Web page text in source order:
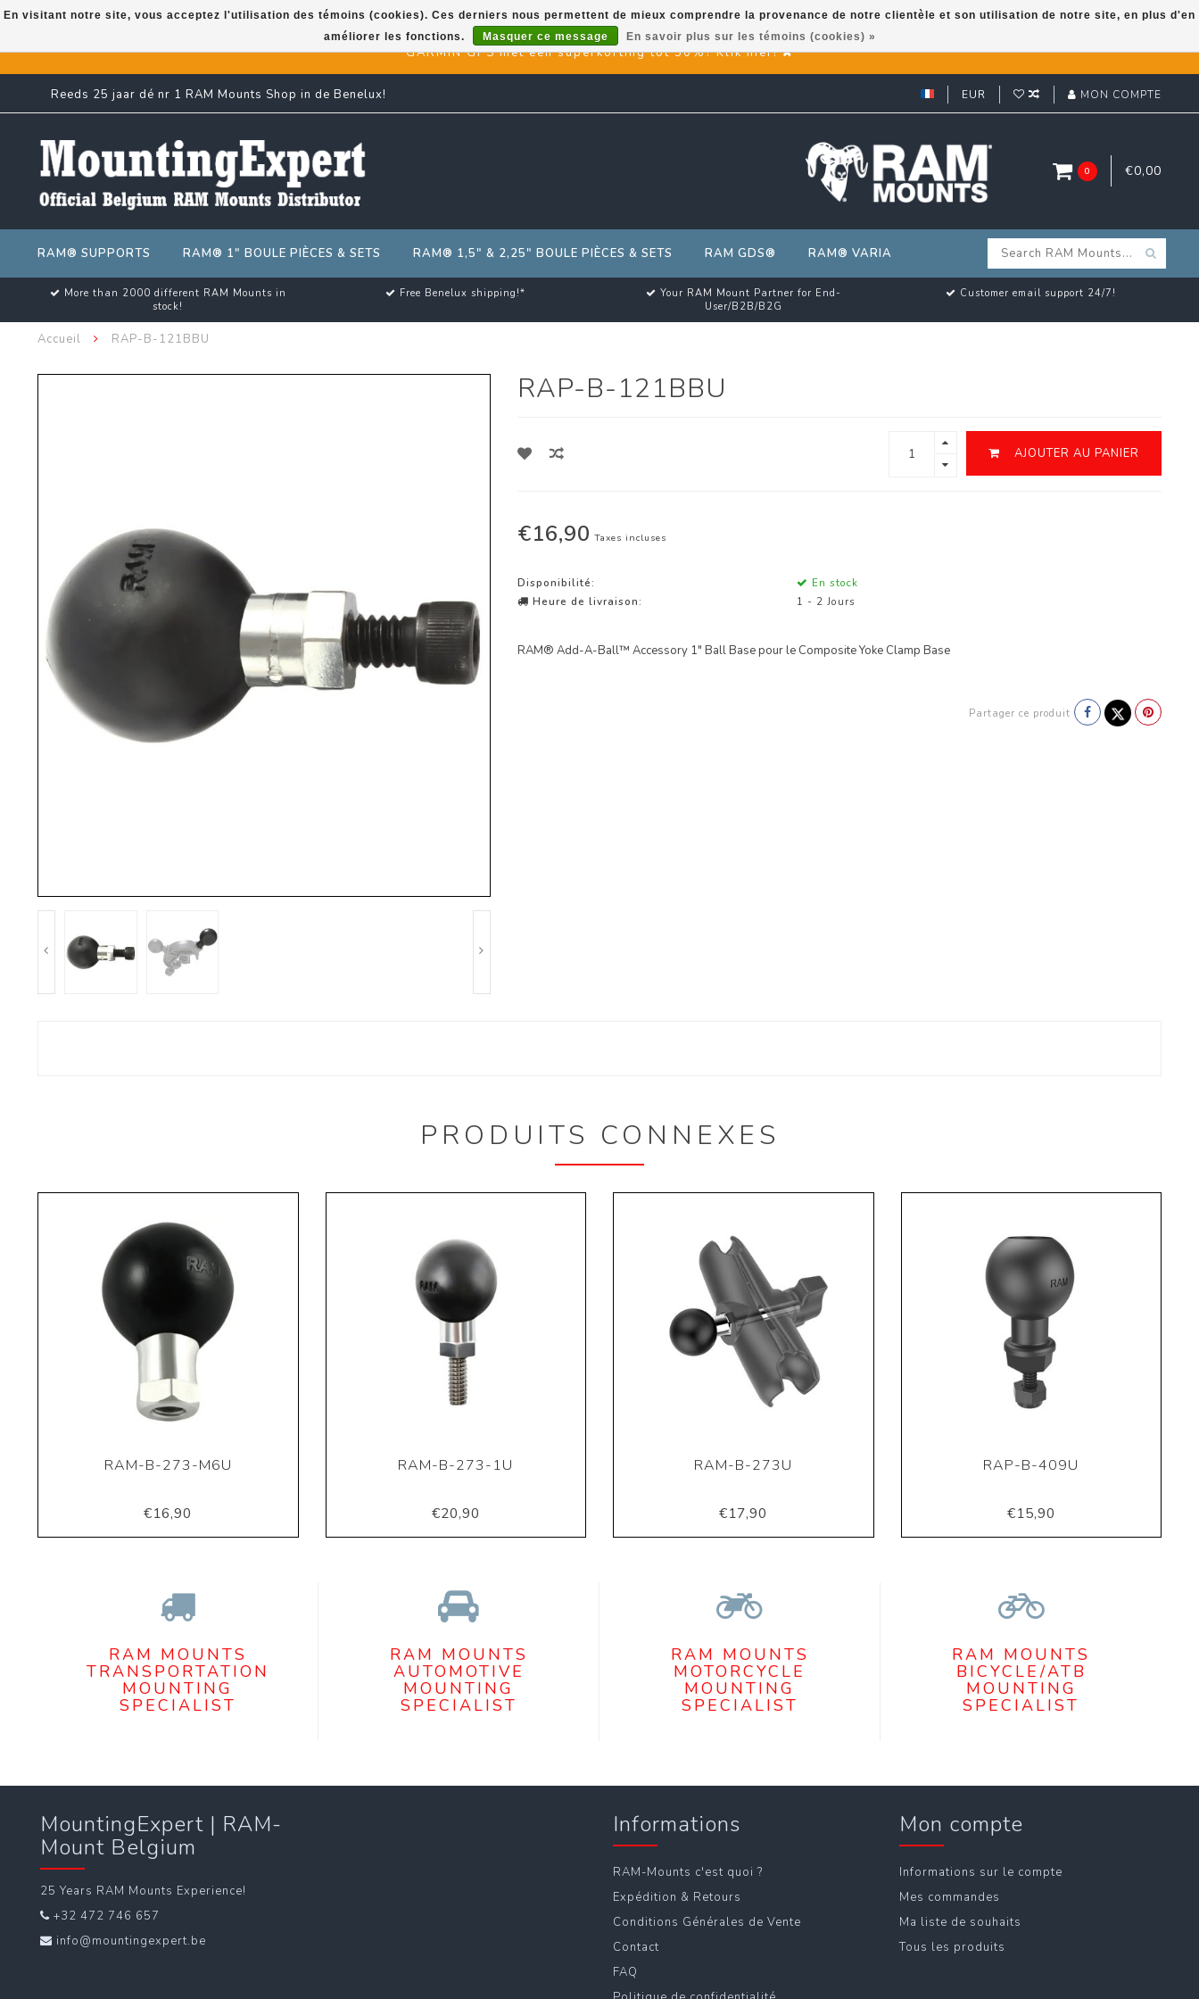
GARMIN GPS met een superkorting tot 50%? Klik hier!
Reeds 25 jaar dé nr 1 RAM Mounts Shop in de Benelux! EUR MON COMPTE
0 €0,00
RAM® SUPPORTS RAM® 1" BOULE PIÈCES & SETS RAM® 1,5" & 2,25" BOULE PIÈCES & SETS RAM GDS® RAM® VARIA
More than 2000 different RAM Mounts in
stock!
Free Benelux shipping!*
Your RAM Mount Partner for End-
User/B2B/B2G
Customer email support 24/7!
Accueil RAP-B-121BBU
RAP-B-121BBU
AJOUTER AU PANIER
€16,90 Taxes incluses
Disponibilité:
En stock
Heure de livraison:
1 - 2 Jours
RAM® Add-A-Ball™ Accessory 1" Ball Base pour le Composite Yoke Clamp Base
Partager ce produit
PRODUITS CONNEXES
RAM-B-273-M6U
€16,90
RAM-B-273-1U
€20,90
RAM-B-273U
€17,90
RAP-B-409U
€15,90
En visitant notre site, vous acceptez l'utilisation des témoins (cookies). Ces derniers nous permettent de mieux comprendre la provenance de notre clientèle et son utilisation de notre site, en plus d'en
améliorer les fonctions.
Masquer ce message En savoir plus sur les témoins (cookies) »
RAM MOUNTS
TRANSPORTATION
MOUNTING
SPECIALIST
RAM MOUNTS
AUTOMOTIVE
MOUNTING
SPECIALIST
RAM MOUNTS
MOTORCYCLE
MOUNTING
SPECIALIST
RAM MOUNTS
BICYCLE/ATB
MOUNTING
SPECIALIST
MountingExpert | RAM-
Mount Belgium
25 Years RAM Mounts Experience!
+32 472 746 657
info@mountingexpert.be
Informations
RAM-Mounts c'est quoi ?
Expédition & Retours
Conditions Générales de Vente
Contact
FAQ
Mon compte
Informations sur le compte
Mes commandes
Ma liste de souhaits
Tous les produits